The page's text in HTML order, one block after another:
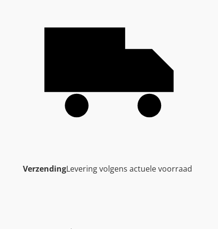
VerzendingLevering volgens actuele voorraad